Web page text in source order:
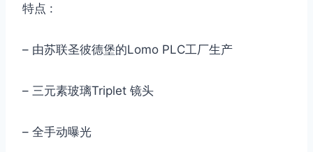
特点 :
– 由苏联圣彼德堡的Lomo PLC工厂生产
– 三元素玻璃Triplet 镜头
– 全手动曝光